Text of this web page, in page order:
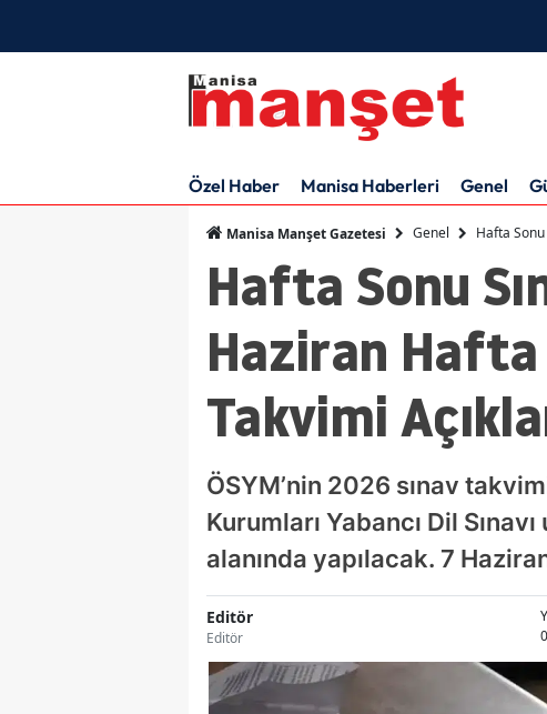
Özel Haber Manisa Haberleri Genel
Manisa Manşet Gazetesi Genel Hafta Sonu
Hafta Sonu
Haziran Hafta
Takvimi
ÖSYM’nin 2026 sınav
Kurumları Yabancı Dil
alanında yapılacak. 7
Editör
Editör